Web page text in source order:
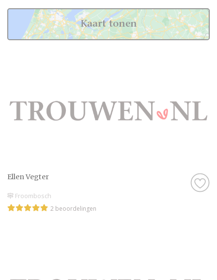
Ellen Vegter
Froombosch
2 beoordelingen
Kaart tonen